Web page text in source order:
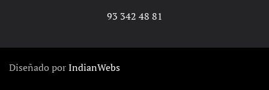
93 342 48 81
Diseñado porIndianWebs